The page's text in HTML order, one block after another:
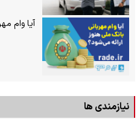
آیا وام
نیازمندی ها